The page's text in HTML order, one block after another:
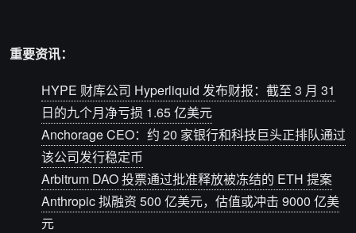
重要资讯：
HYPE 财库公司 Hyperliquid 发布财报：截至 3 月 31
日的九个月净亏损 1.65 亿美元
Anchorage CEO：约 20 家银行和科技巨头正排队通过
该公司发行稳定币
Arbitrum DAO 投票通过批准释放被冻结的 ETH 提案
Anthropic 拟融资 500 亿美元，估值或冲击 9000 亿美
元